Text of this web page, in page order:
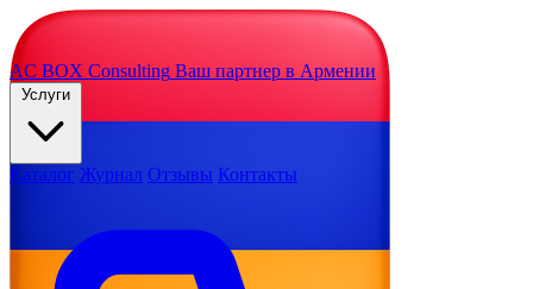
AC BOX Consulting Ваш партнер в Армении
Услуги
Каталог Журнал Отзывы Контакты